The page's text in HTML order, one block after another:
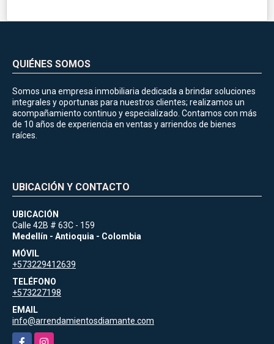
QUIÉNES SOMOS
Somos una empresa inmobiliaria dedicada a brindar soluciones
integrales y oportunas para nuestros clientes; realizamos un
acompañamiento continuo y especializado. Contamos con más
de 10 años de experiencia en ventas y arriendos de bienes
raíces.
UBICACIÓN Y CONTACTO
UBICACIÓN
Calle 42B # 63C - 159
Medellín - Antioquia - Colombia
MÓVIL
+573229412639
TELÉFONO
+573227198
EMAIL
info@arrendamientosdiamante.com
FacebookInstagram